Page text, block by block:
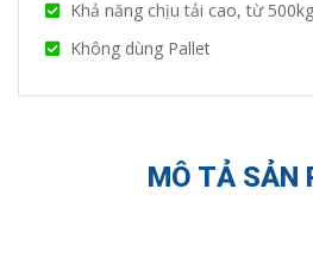
Khả năng chịu tải cao, từ
Không dùng Pallet
MÔ TẢ SẢN